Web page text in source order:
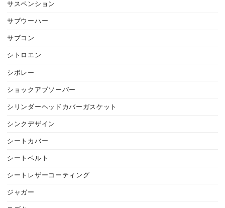
サスペンション
サブウーハー
サブコン
シトロエン
シボレー
ショックアブソーバー
シリンダーヘッドカバーガスケット
シンクデザイン
シートカバー
シートベルト
シートレザーコーティング
ジャガー